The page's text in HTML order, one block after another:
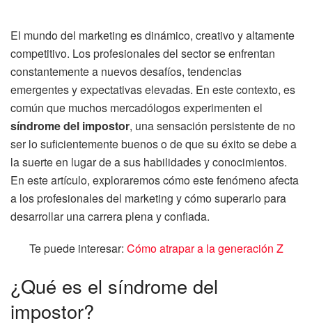
El mundo del marketing es dinámico, creativo y altamente
competitivo. Los profesionales del sector se enfrentan
constantemente a nuevos desafíos, tendencias
emergentes y expectativas elevadas. En este contexto, es
común que muchos mercadólogos experimenten el
síndrome del impostor, una sensación persistente de no
ser lo suficientemente buenos o de que su éxito se debe a
la suerte en lugar de a sus habilidades y conocimientos.
En este artículo, exploraremos cómo este fenómeno afecta
a los profesionales del marketing y cómo superarlo para
desarrollar una carrera plena y confiada.
Te puede interesar: Cómo atrapar a la generación Z
¿Qué es el síndrome del
impostor?